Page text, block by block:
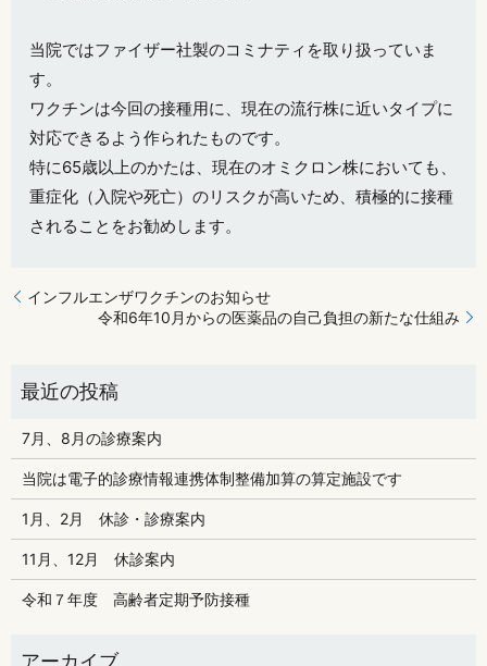
当院ではファイザー社製のコミナティを取り扱っていま
す。
ワクチンは今回の接種用に、現在の流行株に近いタイプに
対応できるよう作られたものです。
特に65歳以上のかたは、現在のオミクロン株においても、
重症化（入院や死亡）のリスクが高いため、積極的に接種
されることをお勧めします。
インフルエンザワクチンのお知らせ
令和6年10月からの医薬品の自己負担の新たな仕組み
7月、8月の診療案内
当院は電子的診療情報連携体制整備加算の算定施設です
1月、2月 休診・診療案内
11月、12月 休診案内
令和７年度 高齢者定期予防接種